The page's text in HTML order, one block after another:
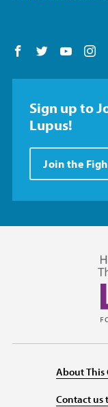
Follow us on
Follow us
Follow
Sign up to
Lupus!
Join the
About This
Contact us